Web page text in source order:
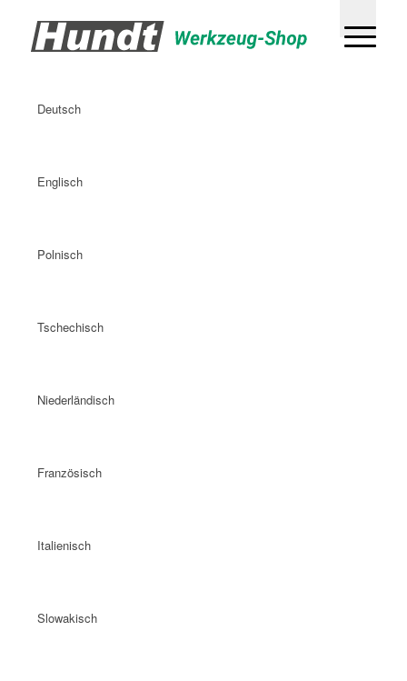
Deutsch
Englisch
Polnisch
Tschechisch
Niederländisch
Französisch
Italienisch
Slowakisch